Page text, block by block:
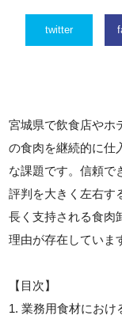
twitter
宮城県で飲食店やホ
の食肉を継続的に仕
な課題です。信頼で
評判を大きく左右す
長く支持される食肉
理由が存在していま
【目次】
1. 業務用食材におけ